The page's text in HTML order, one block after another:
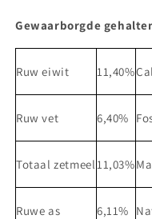
Gewaarborgde
Ruw eiwit 11,40%
Ruw vet 6,40%
Totaal zetmeel 11,03%
Ruwe as 6,11%